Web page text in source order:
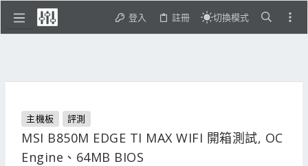
登入 註冊 切換模式
主機板 評測
MSI B850M EDGE TI MAX WIFI 開箱測試, OC
Engine、64MB BIOS